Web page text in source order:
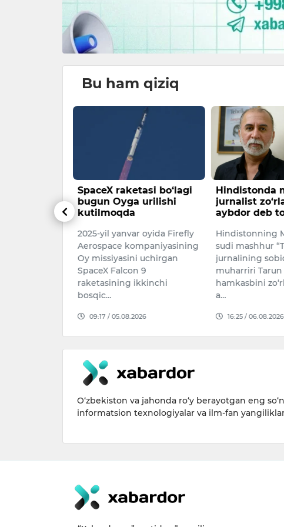
Bu ham qiziq
yangi
SpaceX raketasi bo‘lagi
bugun Oyga urilishi
kutilmoqda
2025-yil yanvar oyida Firefly
Aerospace kompaniyasining
Oy missiyasini uchirgan
SpaceX Falcon 9
raketasining ikkinchi
bosqic…
09:17 / 05.08.2026
Hindistonda
jurnalist
aybdor deb
Hindistonning
sudi mashhur
jurnalining
muharriri Tarun
hamkasbini
a…
16:25 / 06.08.2026
O‘zbekiston va jahonda ro‘y berayotgan eng
informatsion texnologiyalar va ilm-fan